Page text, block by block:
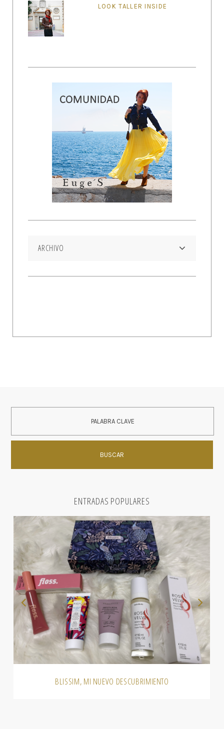
LOOK TALLER INSIDE
ARCHIVO
ENTRADAS POPULARES
BLISSIM, MI NUEVO DESCUBRIMIENTO